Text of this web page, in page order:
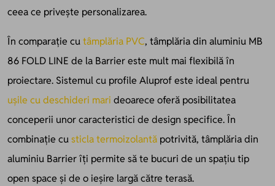
ceea ce privește personalizarea.
În comparație cutâmplăria PVC, tâmplăria din aluminiu MB
86 FOLD LINE de la Barrier este mult mai flexibilă în
proiectare. Sistemul cu profile Aluprof este ideal pentru
ușile cu deschideri mari deoarece oferă posibilitatea
conceperii unor caracteristici de design specifice. În
combinație custicla termoizolantă potrivită, tâmplăria din
aluminiu Barrier îți permite să te bucuri de un spațiu tip
open space și de o ieșire largă către terasă.